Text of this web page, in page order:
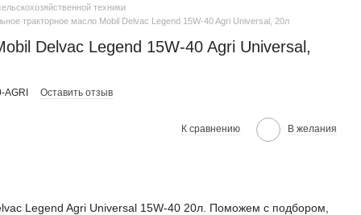
техники
тракторное масло Mobil Delvac Legend 15W-40 Agri Universal, 20л
Delvac Legend 15W-40 Agri Universal,
Оставить отзыв
К сравнению В желания
Legend Agri Universal 15W-40 20л. Поможем с подбором,